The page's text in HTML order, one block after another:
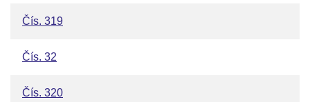
Čís. 319
Čís. 32
Čís. 320